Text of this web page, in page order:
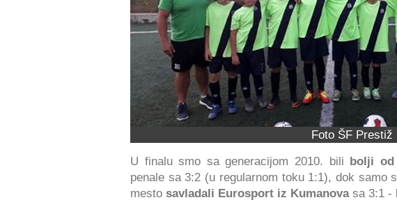
Foto ŠF Prestiž
U finalu smo sa generacijom 2010. bili bolji od
penale sa 3:2 (u regularnom toku 1:1), dok samo
mesto savladali Eurosport iz Kumanovasa 3:1 -